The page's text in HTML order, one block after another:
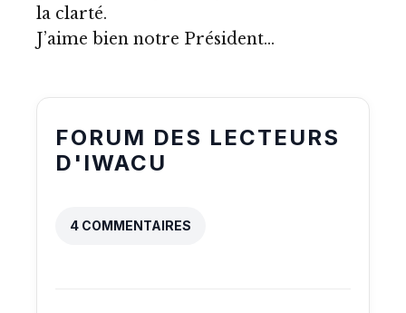
la clarté.
J’aime bien notre Président…
FORUM DES LECTEURS
D'IWACU
4 COMMENTAIRES